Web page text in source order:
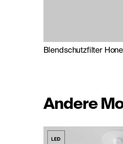
Blendschutzfilter
Andere